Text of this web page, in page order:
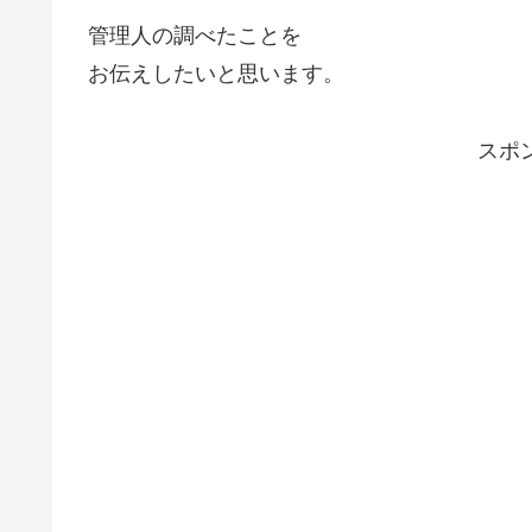
管理人の調べたことを
お伝えしたいと思います。
スポ